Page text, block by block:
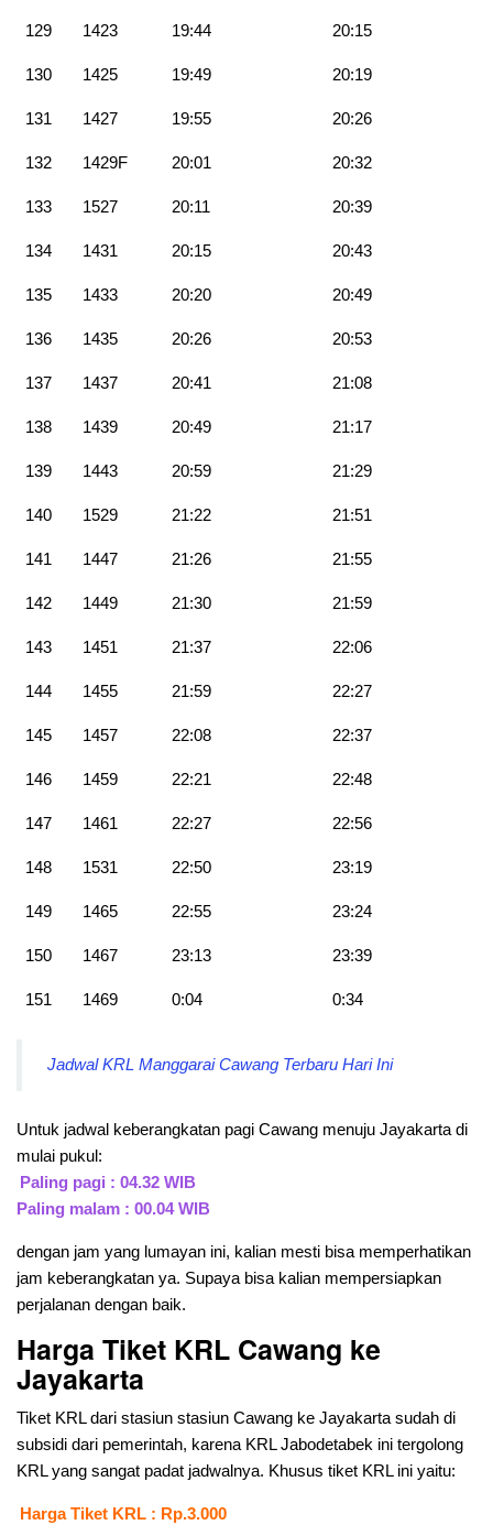
129 1423 19:44 20:15
130 1425 19:49 20:19
131 1427 19:55 20:26
132 1429F 20:01 20:32
133 1527 20:11 20:39
134 1431 20:15 20:43
135 1433 20:20 20:49
136 1435 20:26 20:53
137 1437 20:41 21:08
138 1439 20:49 21:17
139 1443 20:59 21:29
140 1529 21:22 21:51
141 1447 21:26 21:55
142 1449 21:30 21:59
143 1451 21:37 22:06
144 1455 21:59 22:27
145 1457 22:08 22:37
146 1459 22:21 22:48
147 1461 22:27 22:56
148 1531 22:50 23:19
149 1465 22:55 23:24
150 1467 23:13 23:39
151 1469 0:04 0:34
Jadwal KRL Manggarai Cawang Terbaru Hari Ini
Untuk jadwal keberangkatan pagi Cawang menuju Jayakarta di
mulai pukul:
Paling pagi : 04.32 WIB
Paling malam : 00.04 WIB
dengan jam yang lumayan ini, kalian mesti bisa memperhatikan
jam keberangkatan ya. Supaya bisa kalian mempersiapkan
perjalanan dengan baik.
Harga Tiket KRL Cawang ke
Jayakarta
Tiket KRL dari stasiun stasiun Cawang ke Jayakarta sudah di
subsidi dari pemerintah, karena KRL Jabodetabek ini tergolong
KRL yang sangat padat jadwalnya. Khusus tiket KRL ini yaitu:
Harga Tiket KRL : Rp.3.000